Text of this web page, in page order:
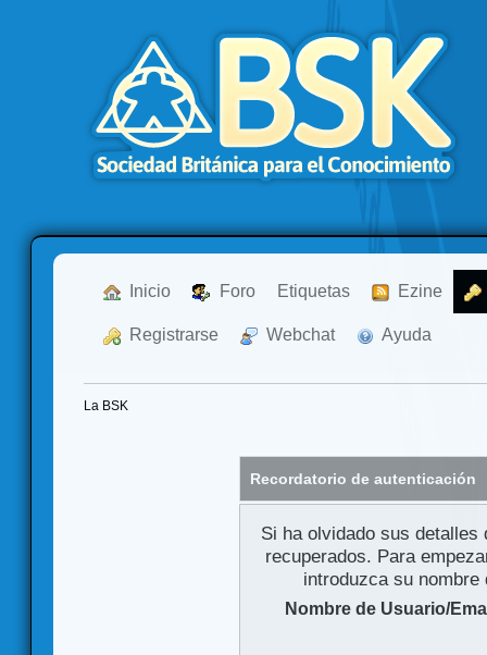
Inicio Foro Etiquetas Ezine
Registrarse Webchat Ayuda
La BSK
Recordatorio de autenticación
Si ha olvidado sus
recuperados. Para
introduzca su
Nombre de Usuario/